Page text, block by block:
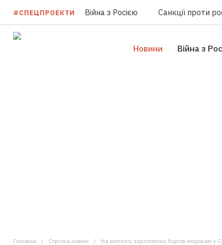
#СПЕЦПРОЕКТИ Війна з Росією Санкції проти
Новини Війна з
Головна Стрічка новин На виплату зарплатних боргів медикам у